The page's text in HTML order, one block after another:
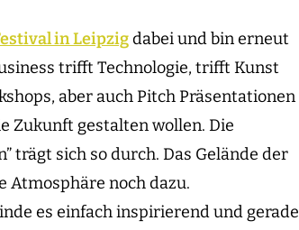
in Leipzigdabei und bin erneut
trifft Technologie, trifft Kunst
aber auch Pitch Präsentationen
Zukunft gestalten wollen. Die
trägt sich so durch. Das Gelände der
Atmosphäre noch dazu.
es einfach inspirierend und gerade